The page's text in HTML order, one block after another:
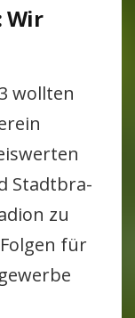
Wir
wollten
Stadt­bra­
zu
für